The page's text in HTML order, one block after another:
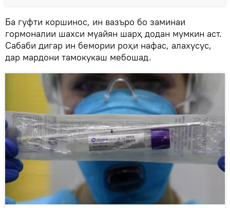
Ба гуфти коршинос, ин вазъро бо заминаи
гормоналии шахси муайян шарҳ додан мумкин аст.
Сабаби дигар ин бемории роҳи нафас, алахусус,
дар мардони тамокукаш мебошад.